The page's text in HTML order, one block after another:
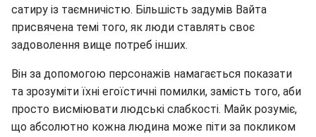
сатиру із таємничістю. Більшість задумів Вайта
присвячена темі того, як люди ставлять своє
задоволення вище потреб інших.
Він за допомогою персонажів намагається показати
та зрозуміти їхні егоїстичні помилки, замість того, аби
просто висміювати людські слабкості. Майк розуміє,
що абсолютно кожна людина може піти за покликом